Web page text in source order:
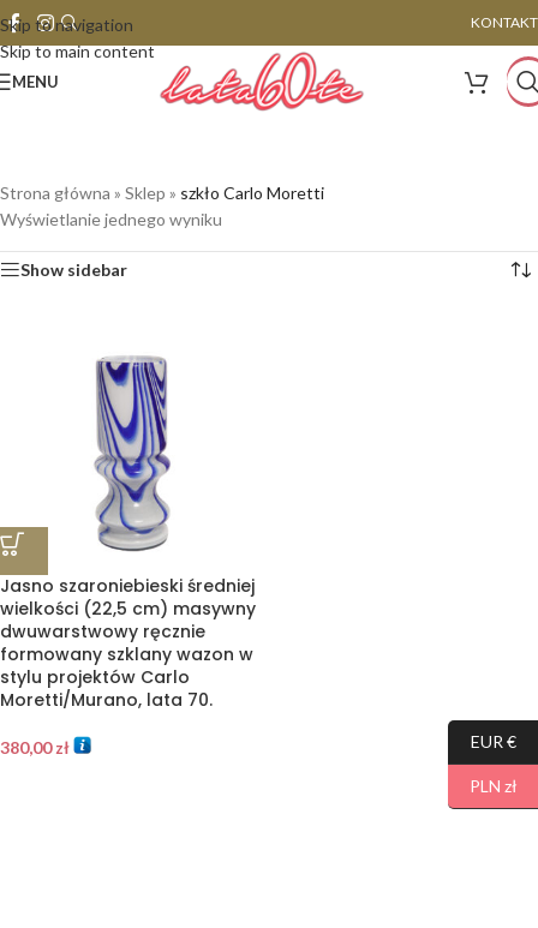
Skip to navigation
Skip to main content
KONTAKT
MENU
Strona główna » Sklep » szkło Carlo Moretti
Wyświetlanie jednego wyniku
Show sidebar
Jasno szaroniebieski średniej
wielkości (22,5 cm) masywny
dwuwarstwowy ręcznie
formowany szklany wazon w
stylu projektów Carlo
Moretti/Murano, lata 70.
380,00zł EUR €
PLN zł